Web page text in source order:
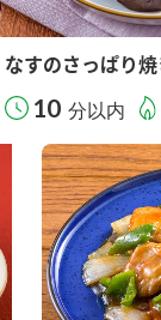
なすのさっぱり
10 分以内